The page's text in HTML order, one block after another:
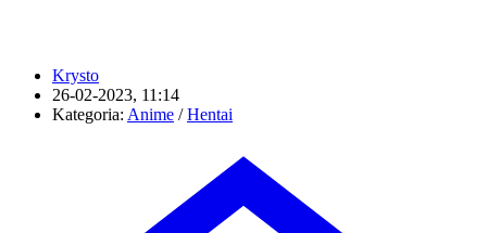
Krysto
26-02-2023, 11:14
Kategoria: Anime /Hentai